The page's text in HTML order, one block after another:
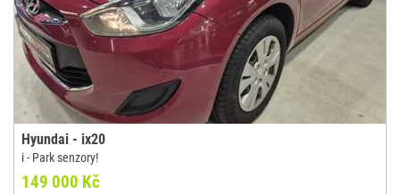
Hyundai - ix20
i - Park senzory!
149 000 Kč